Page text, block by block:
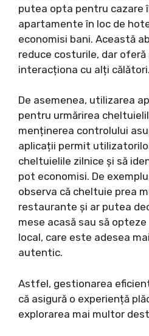
putea opta pentru cazare
apartamente în loc de
economisi bani. Această
reduce costurile, dar
interacționa cu alți călători.
De asemenea, utilizarea
pentru urmărirea
menținerea controlului
aplicații permit
cheltuielile zilnice și să
pot economisi. De
observa că cheltuie prea
restaurante și ar putea
mese acasă sau să
local, care este adesea
autentic.
Astfel, gestionarea
că asigură o experiență
explorarea mai multor